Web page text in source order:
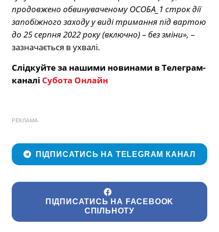
продовжено обвинуваченому ОСОБА_1 строк дії
запобіжного заходу у виді тримання під вартою
до 25 серпня 2022 року (включно) – без зміни», –
зазначається в ухвалі.
Слідкуйте за нашими новинами в Телеграм-
каналі Субота Онлайн
РЕКЛАМА
ПІДПИСАТИСЬ НА TELEGRAM КАНАЛ
ПІДПИСАТИСЬ НА FACEBOOK
СПІЛЬНОТУ